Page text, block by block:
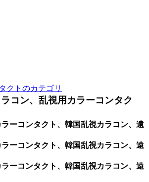
クトのカテゴリ
コン、乱視用カラーコンタク
ーコンタクト、韓国乱視カラコン、遠
ーコンタクト、韓国乱視カラコン、遠
ーコンタクト、韓国乱視カラコン、遠